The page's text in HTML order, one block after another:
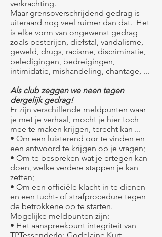
verkrachting.
Maar grensoverschrijdend gedrag is
uiteraard nog veel ruimer dan dat. Het
is elke vorm van ongewenst gedrag
zoals pesterijen, diefstal, vandalisme,
geweld, drugs, racisme, discriminatie,
beledigingen, bedreigingen,
intimidatie, mishandeling, chantage, ...
Als club zeggen we neen tegen
dergelijk gedrag!
Er zijn verschillende meldpunten waar
je met je verhaal, mocht je hier toch
mee te maken krijgen, terecht kan ...
• Om een luisterend oor te vinden en
een antwoord te krijgen op je vragen;
• Om te bespreken wat je ertegen kan
doen, welke verdere stappen je kan
zetten;
• Om een officiële klacht in te dienen
en een tucht- of strafprocedure tegen
de betrokkene op te starten.
Mogelijke meldpunten zijn:
• Het aanspreekpunt integriteit van